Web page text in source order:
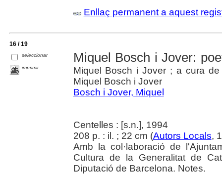
Enllaç permanent a aquest
16 / 19
seleccionar
imprimir
Miquel Bosch i Jover:
Miquel Bosch i Jover ; a cura
Miquel Bosch i Jover
Bosch i Jover, Miquel
Centelles : [s.n.], 1994
208 p. : il. ; 22 cm (Autors Locals,
Amb la col·laboració de
Cultura de la Generalitat de
Diputació de Barcelona. Notes.